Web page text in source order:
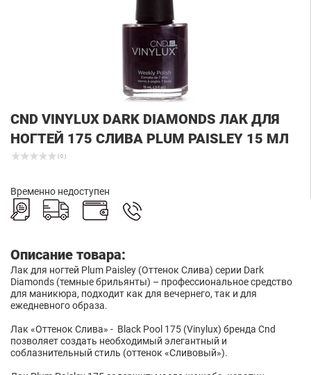
СND VINYLUX DARK DIAMONDS ЛАК ДЛЯ
НОГТЕЙ 175 СЛИВА PLUM PAISLEY 15 МЛ
( 0 )
Временно недоступен
Описание товара:
Лак для ногтей Plum Paisley (Оттенок Слива) серии Dark
Diamonds (темные брильянты) – профессиональное средство
для маникюра, подходит как для вечернего, так и для
ежедневного образа.
Лак «Оттенок Слива» - Black Pool 175 (Vinylux) бренда Сnd
позволяет создать необходимый элегантный и
соблазнительный стиль (оттенок «Сливовый»).